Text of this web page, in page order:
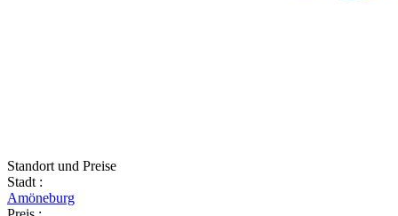
Standort und Preise
Stadt :
Amöneburg